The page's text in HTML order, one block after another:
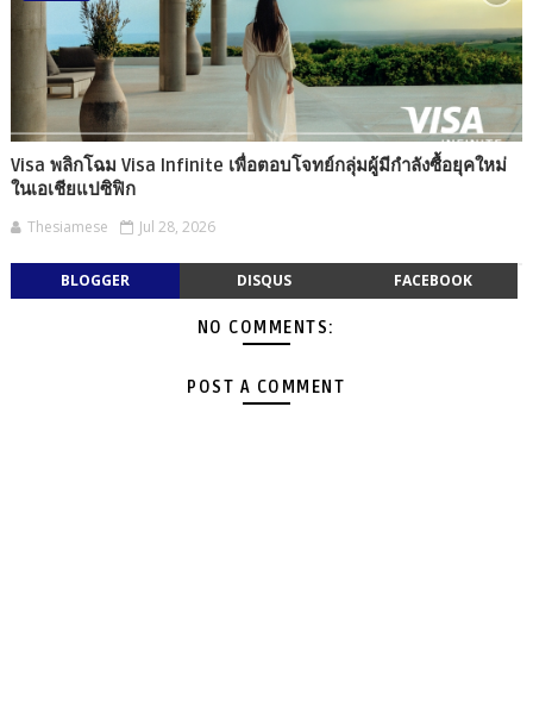
Visa พลิกโฉม Visa Infinite เพื่อตอบโจทย์กลุ่มผู้มีกำลังซื้อยุคใหม่
ในเอเชียแปซิฟิก
Thesiamese Jul 28, 2026
BLOGGER DISQUS FACEBOOK
NO COMMENTS:
POST A COMMENT